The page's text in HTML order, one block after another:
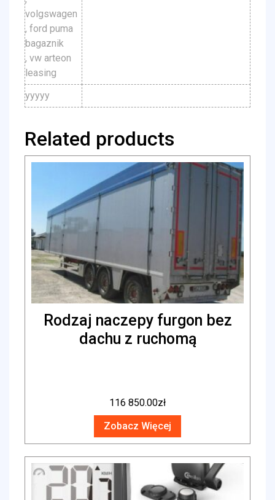
volgswagen
, ford puma
bagaznik
, vw arteon
leasing
yyyyy
Related products
Rodzaj naczepy furgon bez
dachu z ruchomą
116 850.00zł
Zobacz Więcej